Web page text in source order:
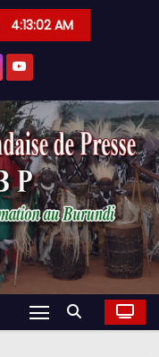
4:13:03 AM